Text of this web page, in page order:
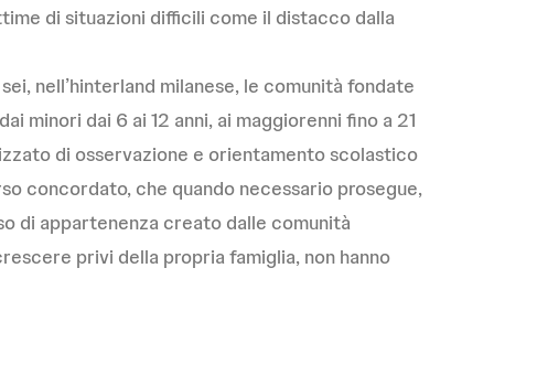
di situazioni difficili come il distacco dalla
nell’hinterland milanese, le comunità fondate
minori dai 6 ai 12 anni, ai maggiorenni fino a 21
di osservazione e orientamento scolastico
concordato, che quando necessario prosegue,
di appartenenza creato dalle comunità
privi della propria famiglia, non hanno